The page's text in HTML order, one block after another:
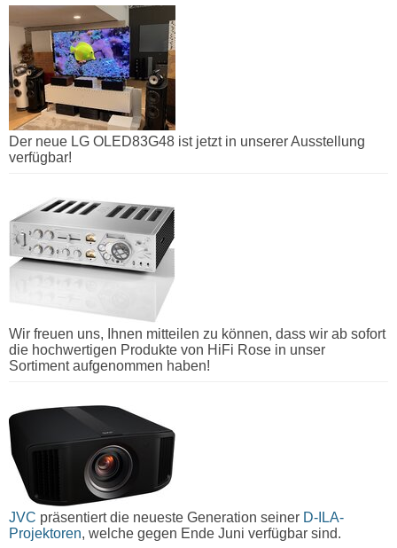
Der neue LG OLED83G48 ist jetzt in unserer Ausstellung
verfügbar!
Wir freuen uns, Ihnen mitteilen zu können, dass wir ab sofort
die hochwertigen Produkte von HiFi Rose in unser
Sortiment aufgenommen haben!
JVC präsentiert die neueste Generation seiner D-ILA-
Projektoren, welche gegen Ende Juni verfügbar sind.